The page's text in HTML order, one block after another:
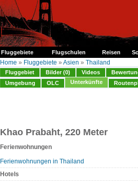
Fluggebiete Flugschulen Reisen
Home » Fluggebiete » Asien » Thailand
Fluggebiet Bilder (0) Videos
Umgebung
OLC Unterkünfte
Khao Prabaht, 220 Meter
Ferienwohnungen
Ferienwohnungen in Thailand
Hotels